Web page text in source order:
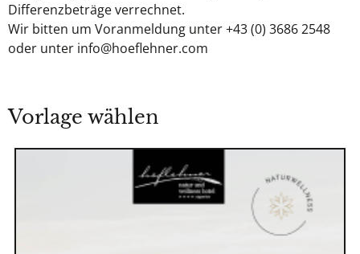
Differenzbeträge verrechnet.
Wir bitten um Voranmeldung unter +43 (0) 3686 2548
oder unter info@hoeflehner.com
Vorlage wählen